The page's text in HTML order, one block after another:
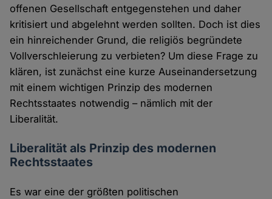
offenen Gesellschaft entgegenstehen und daher
kritisiert und abgelehnt werden sollten. Doch ist dies
ein hinreichender Grund, die religiös begründete
Vollverschleierung zu verbieten? Um diese Frage zu
klären, ist zunächst eine kurze Auseinandersetzung
mit einem wichtigen Prinzip des modernen
Rechtsstaates notwendig – nämlich mit der
Liberalität.
Liberalität als Prinzip des modernen
Rechtsstaates
Es war eine der größten politischen